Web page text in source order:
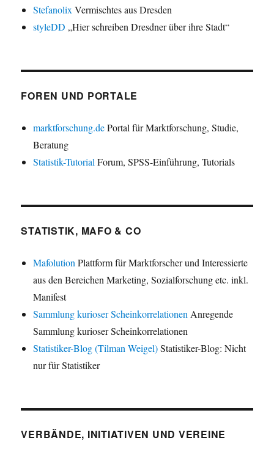
Stefanolix Vermischtes aus Dresden
styleDD „Hier schreiben Dresdner über ihre Stadt“
FOREN UND PORTALE
marktforschung.dePortal für Marktforschung, Studie,
Beratung
Statistik-Tutorial Forum, SPSS-Einführung, Tutorials
STATISTIK, MAFO & CO
Mafolution Plattform für Marktforscher und Interessierte
aus den Bereichen Marketing, Sozialforschung etc. inkl.
Manifest
Sammlung kurioser Scheinkorrelationen Anregende
Sammlung kurioser Scheinkorrelationen
Statistiker-Blog (Tilman Weigel)Statistiker-Blog: Nicht
nur für Statistiker
VERBÄNDE, INITIATIVEN UND VEREINE